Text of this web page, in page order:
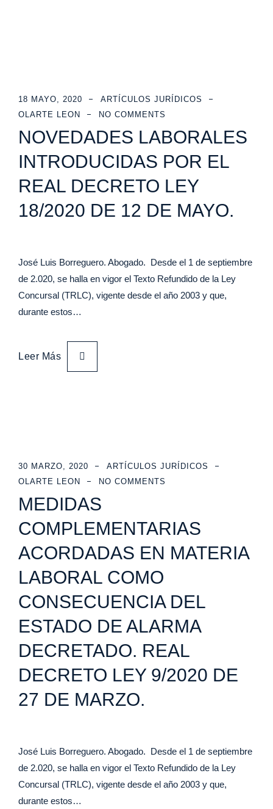
18 MAYO, 2020
ARTÍCULOS JURÍDICOS
OLARTE LEON
NO COMMENTS
NOVEDADES LABORALES
INTRODUCIDAS POR EL
REAL DECRETO LEY
18/2020 DE 12 DE MAYO.
José Luis Borreguero. Abogado. Desde el 1 de septiembre
de 2.020, se halla en vigor el Texto Refundido de la Ley
Concursal (TRLC), vigente desde el año 2003 y que,
durante estos…
Leer Más
30 MARZO, 2020
ARTÍCULOS JURÍDICOS
OLARTE LEON
NO COMMENTS
MEDIDAS
COMPLEMENTARIAS
ACORDADAS EN MATERIA
LABORAL COMO
CONSECUENCIA DEL
ESTADO DE ALARMA
DECRETADO. REAL
DECRETO LEY 9/2020 DE
27 DE MARZO.
José Luis Borreguero. Abogado. Desde el 1 de septiembre
de 2.020, se halla en vigor el Texto Refundido de la Ley
Concursal (TRLC), vigente desde el año 2003 y que,
durante estos…